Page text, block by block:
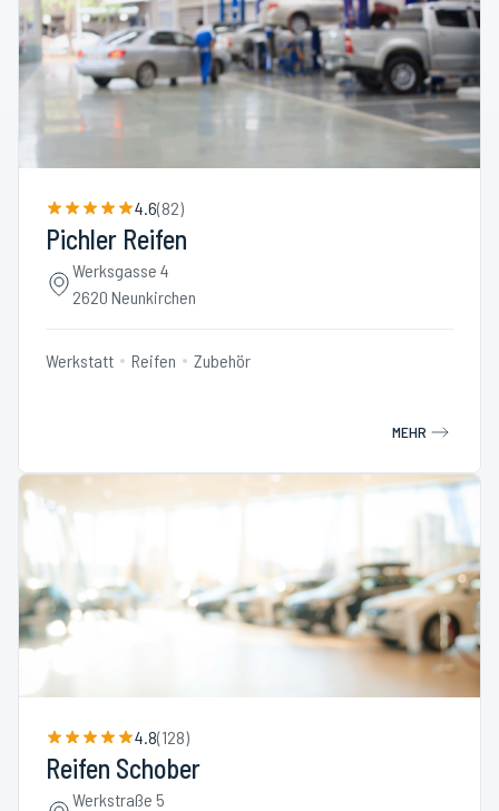
4.6(82)
Pichler Reifen
Werksgasse 4
2620 Neunkirchen
Werkstatt Reifen Zubehör
MEHR
4.8(128)
Reifen Schober
Werkstraße 5